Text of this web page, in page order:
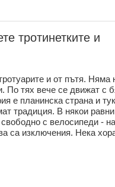
тротинетките и
и от пътя. Няма
По тях вече се движат с
е планинска страна и тук
традиция. В някои
с велосипеди -
са изключения. Нека